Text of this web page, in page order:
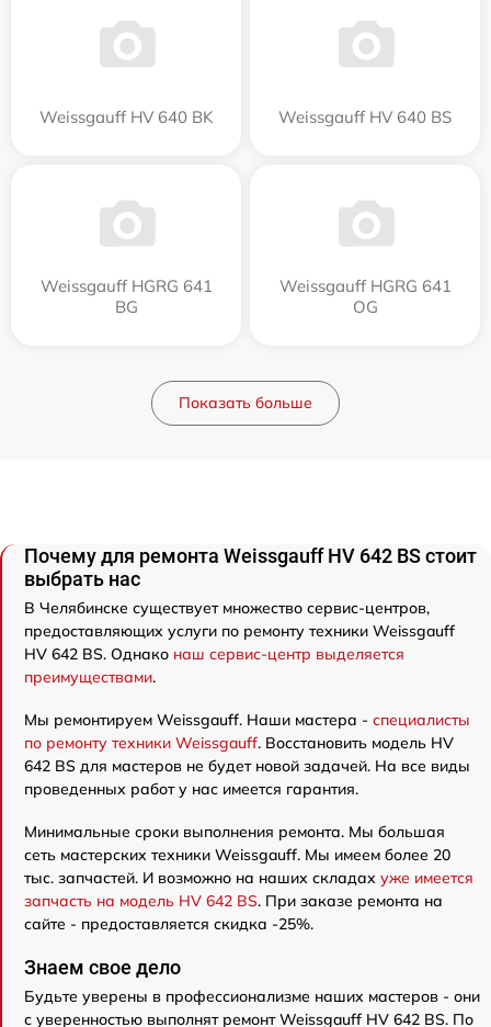
Weissgauff HV 640 BK Weissgauff HV 640 BS
Weissgauff HGRG 641
BG
Weissgauff HGRG 641
OG
Показать больше
Почему для ремонта Weissgauff HV 642 BS стоит
выбрать нас
В Челябинске существует множество сервис-центров,
предоставляющих услуги по ремонту техники Weissgauff
HV 642 BS. Однако наш сервис-центр выделяется
преимуществами.
Мы ремонтируем Weissgauff. Наши мастера - специалисты
по ремонту техники Weissgauff. Восстановить модель HV
642 BS для мастеров не будет новой задачей. На все виды
проведенных работ у нас имеется гарантия.
Минимальные сроки выполнения ремонта. Мы большая
сеть мастерских техники Weissgauff. Мы имеем более 20
тыс. запчастей. И возможно на наших складах уже имеется
запчасть на модель HV 642 BS. При заказе ремонта на
сайте - предоставляется скидка -25%.
Знаем свое дело
Будьте уверены в профессионализме наших мастеров - они
с уверенностью выполнят ремонт Weissgauff HV 642 BS. По